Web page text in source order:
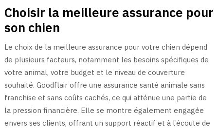
Choisir la meilleure assurance pour
son chien
Le choix de la meilleure assurance pour votre chien dépend
de plusieurs facteurs, notamment les besoins spécifiques de
votre animal, votre budget et le niveau de couverture
souhaité. Goodflair offre une assurance santé animale sans
franchise et sans coûts cachés, ce qui atténue une partie de
la pression financière. Elle se montre également engagée
envers ses clients, offrant un support réactif et à l’écoute de